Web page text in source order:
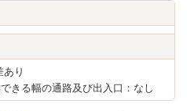
り
きる幅の通路及び出入口：なし